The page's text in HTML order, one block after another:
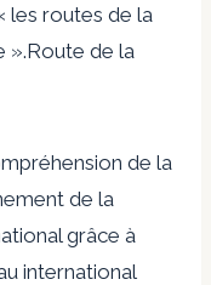
les routes de la
».Route de la
de la
de la
grâce à
international